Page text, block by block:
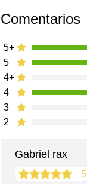
Comentarios
2
3
4
4+
5
5+
Gabriel rax
5